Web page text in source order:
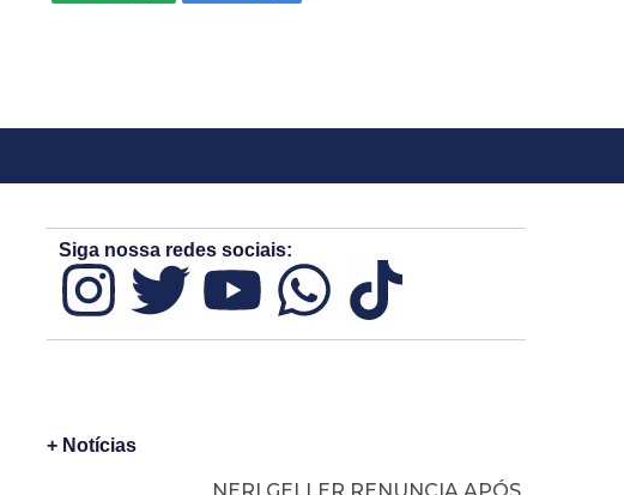
Siga nossa redes sociais:
+ Notícias